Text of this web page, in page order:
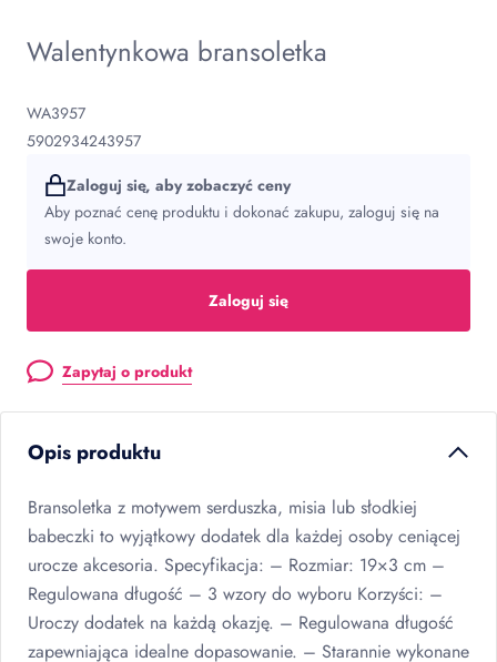
Walentynkowa bransoletka
WA3957
5902934243957
Zaloguj się, aby zobaczyć ceny
Aby poznać cenę produktu i dokonać zakupu, zaloguj się na
swoje konto.
Zaloguj się
Zapytaj o produkt
Opis produktu
Bransoletka z motywem serduszka, misia lub słodkiej
babeczki to wyjątkowy dodatek dla każdej osoby ceniącej
urocze akcesoria. Specyfikacja: – Rozmiar: 19×3 cm –
Regulowana długość – 3 wzory do wyboru Korzyści: –
Uroczy dodatek na każdą okazję. – Regulowana długość
zapewniająca idealne dopasowanie. – Starannie wykonane